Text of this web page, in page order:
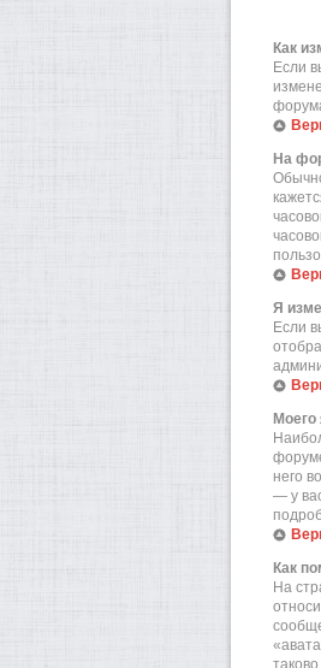
Как
Если
На
Я
Если
Моего
него
— у
Как
На